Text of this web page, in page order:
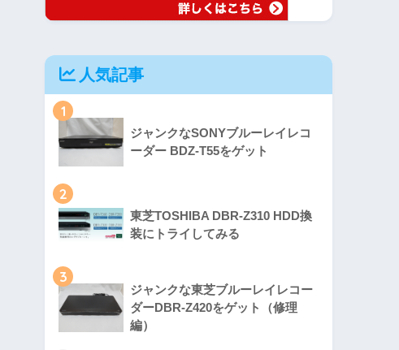
人気記事
1
ジャンクなSONYブルーレイレコ
ーダー BDZ-T55をゲット
2
東芝TOSHIBA DBR-Z310 HDD換
装にトライしてみる
3
ジャンクな東芝ブルーレイレコー
ダーDBR-Z420をゲット（修理
編）